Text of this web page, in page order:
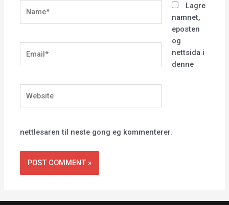
Lagre
namnet,
eposten
og
nettsida i
denne
nettlesaren til neste gong eg kommenterer.